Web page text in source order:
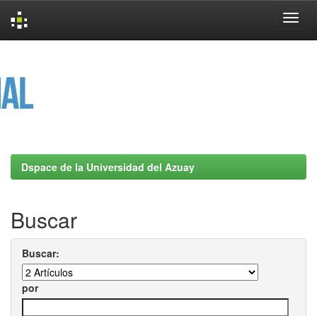
Dspace de la Universidad del Azuay
Buscar
Buscar:
por